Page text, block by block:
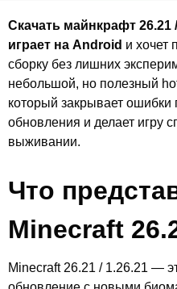
Скачать майнкрафт 26.21
играет на Android и хочет
сборку без лишних
небольшой, но полезный
который закрывает
обновления и делает игру
выживании.
Что
Minecraft
Minecraft 26.21 / 1.26.21 —